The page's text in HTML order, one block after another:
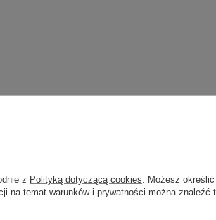
z Polityką dotyczącą cookies . Możesz
na temat warunków i prywatności można znaleźć